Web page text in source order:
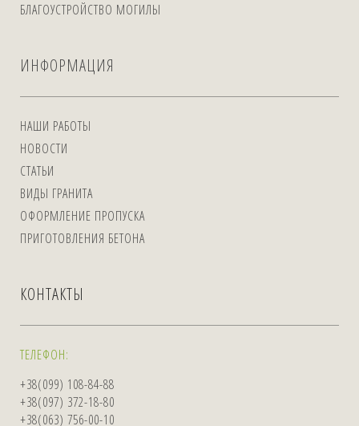
БЛАГОУСТРОЙСТВО МОГИЛЫ
ИНФОРМАЦИЯ
НАШИ РАБОТЫ
НОВОСТИ
СТАТЬИ
ВИДЫ ГРАНИТА
ОФОРМЛЕНИЕ ПРОПУСКА
ПРИГОТОВЛЕНИЯ БЕТОНА
КОНТАКТЫ
ТЕЛЕФОН:
+38(099) 108-84-88
+38(097) 372-18-80
+38(063) 756-00-10